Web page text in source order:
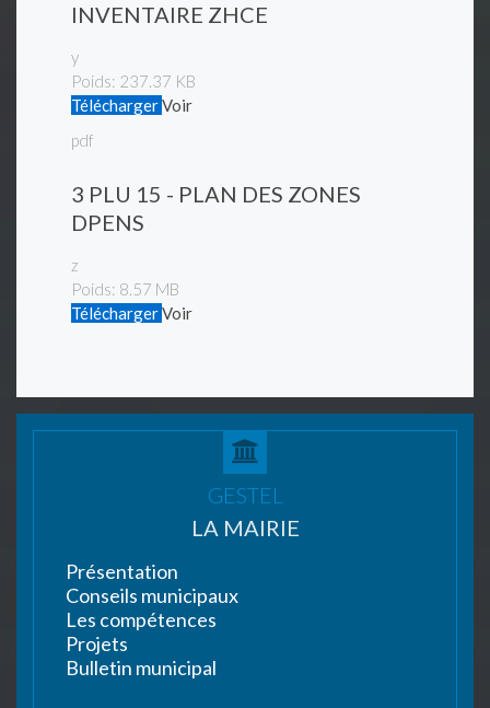
INVENTAIRE ZHCE
y
Poids: 237.37 KB
TéléchargerVoir
pdf
3 PLU 15 - PLAN DES ZONES
DPENS
z
Poids: 8.57 MB
TéléchargerVoir
GESTEL
LA MAIRIE
Présentation
Conseils municipaux
Les compétences
Projets
Bulletin municipal